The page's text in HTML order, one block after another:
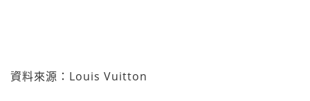
資料來源：Louis Vuitton